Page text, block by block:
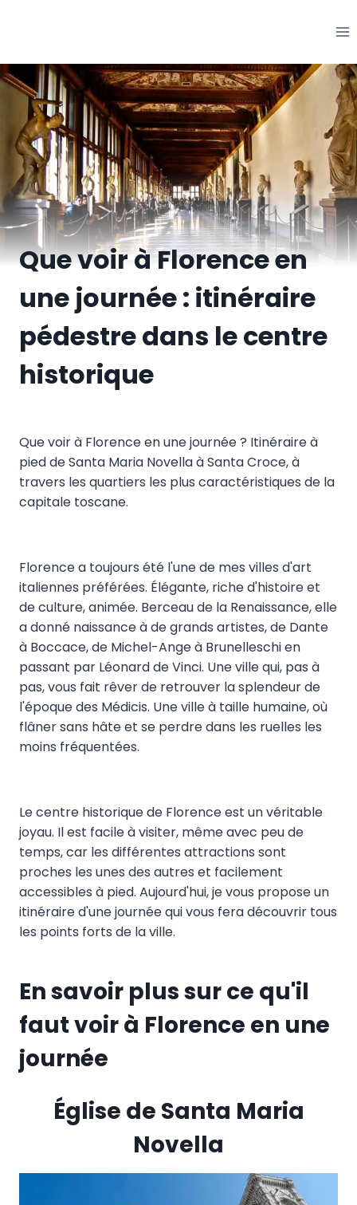
Que voir à Florence en
une journée : itinéraire
pédestre dans le centre
historique
Que voir à Florence en une journée ? Itinéraire à
pied de Santa Maria Novella à Santa Croce, à
travers les quartiers les plus caractéristiques de la
capitale toscane.
Florence a toujours été l'une de mes villes d'art
italiennes préférées. Élégante, riche d'histoire et
de culture, animée. Berceau de la Renaissance, elle
a donné naissance à de grands artistes, de Dante
à Boccace, de Michel-Ange à Brunelleschi en
passant par Léonard de Vinci. Une ville qui, pas à
pas, vous fait rêver de retrouver la splendeur de
l'époque des Médicis. Une ville à taille humaine, où
flâner sans hâte et se perdre dans les ruelles les
moins fréquentées.
Le centre historique de Florence est un véritable
joyau. Il est facile à visiter, même avec peu de
temps, car les différentes attractions sont
proches les unes des autres et facilement
accessibles à pied. Aujourd'hui, je vous propose un
itinéraire d'une journée qui vous fera découvrir tous
les points forts de la ville.
En savoir plus sur ce qu'il
faut voir à Florence en une
journée
Église de Santa Maria
Novella